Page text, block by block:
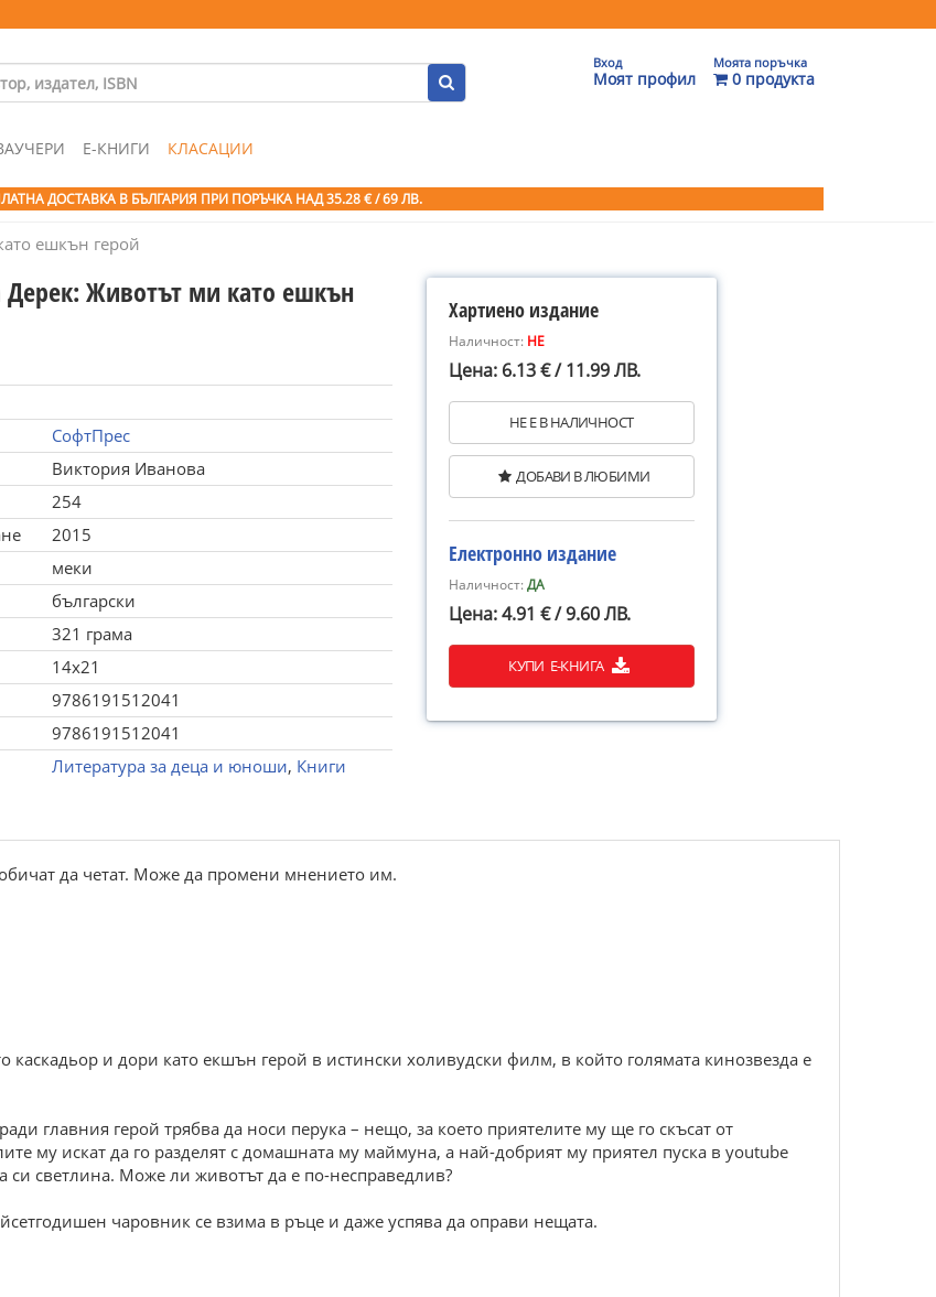
Вход
Моят профил
Моята поръчка
0 продукта
Е-КНИГИ КЛАСАЦИИ
ДОСТАВКА В БЪЛГАРИЯ ПРИ ПОРЪЧКА НАД 35.28 € / 69 ЛВ.
ешкън герой
Дерек: Животът ми като ешкън
СофтПрес
Виктория Иванова
254
2015
меки
български
321 грама
14x21
9786191512041
9786191512041
Литература за деца и юноши, Книги
Хартиено издание
Наличност: НЕ
Цена: 6.13 € / 11.99 ЛВ.
НЕ Е В НАЛИЧНОСТ
ДОБАВИ В ЛЮБИМИ
Електронно издание
Наличност:ДА
Цена: 4.91 € / 9.60 ЛВ.
КУПИ Е-КНИГА
да четат. Може да промени мнението им.
каскадьор и дори като екшън герой в истински холивудски филм, в който голямата кинозвезда е
главния герой трябва да носи перука – нещо, за което приятелите му ще го скъсат от
му искат да го разделят с домашната му маймуна, а най-добрият му приятел пуска в youtube
си светлина. Може ли животът да е по-несправедлив?
чаровник се взима в ръце и даже успява да оправи нещата.